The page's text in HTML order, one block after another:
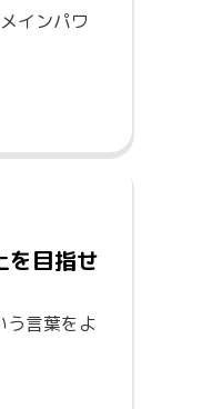
インパワ
目指せ
言葉をよ